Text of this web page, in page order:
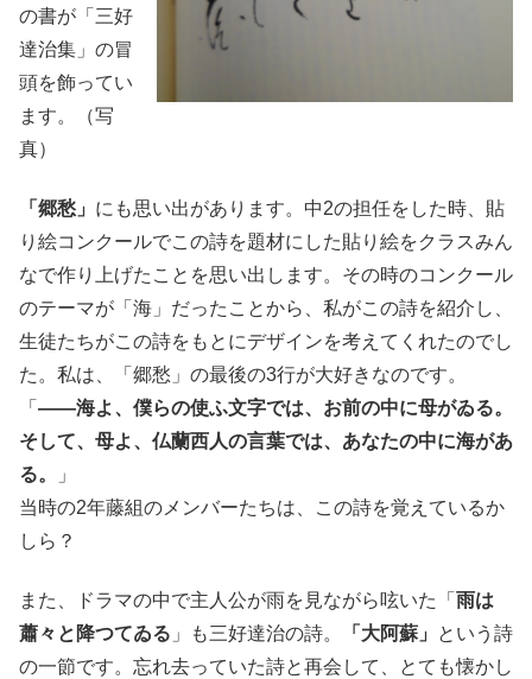
の書が「三好
達治集」の冒
頭を飾ってい
ます。（写
真）
「郷愁」 にも思い出があります。中2の担任をした時、貼
り絵コンクールでこの詩を題材にした貼り絵をクラスみん
なで作り上げたことを思い出します。その時のコンクール
のテーマが「海」だったことから、私がこの詩を紹介し、
生徒たちがこの詩をもとにデザインを考えてくれたのでし
た。私は、「郷愁」の最後の3行が大好きなのです。
「 ――海よ、僕らの使ふ文字では、お前の中に母がゐる。
そして、母よ、仏蘭西人の言葉では、あなたの中に海があ
る。
」
当時の2年藤組のメンバーたちは、この詩を覚えているか
しら？
また、ドラマの中で主人公が雨を見ながら呟いた「 雨は
蕭々と降つてゐる 」も三好達治の詩。 「大阿蘇」
という詩
の一節です。忘れ去っていた詩と再会して、とても懐かし